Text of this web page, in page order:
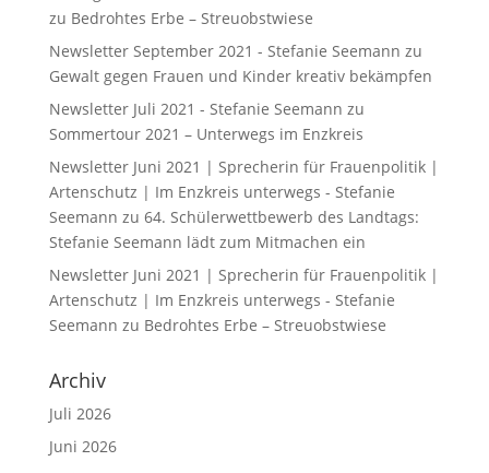
zu Bedrohtes Erbe – Streuobstwiese
Newsletter September 2021 - Stefanie Seemann zu
Gewalt gegen Frauen und Kinder kreativ bekämpfen
Newsletter Juli 2021 - Stefanie Seemann zu
Sommertour 2021 – Unterwegs im Enzkreis
Newsletter Juni 2021 | Sprecherin für Frauenpolitik |
Artenschutz | Im Enzkreis unterwegs - Stefanie
Seemann zu 64. Schülerwettbewerb des Landtags:
Stefanie Seemann lädt zum Mitmachen ein
Newsletter Juni 2021 | Sprecherin für Frauenpolitik |
Artenschutz | Im Enzkreis unterwegs - Stefanie
Seemann zu Bedrohtes Erbe – Streuobstwiese
Archiv
Juli 2026
Juni 2026